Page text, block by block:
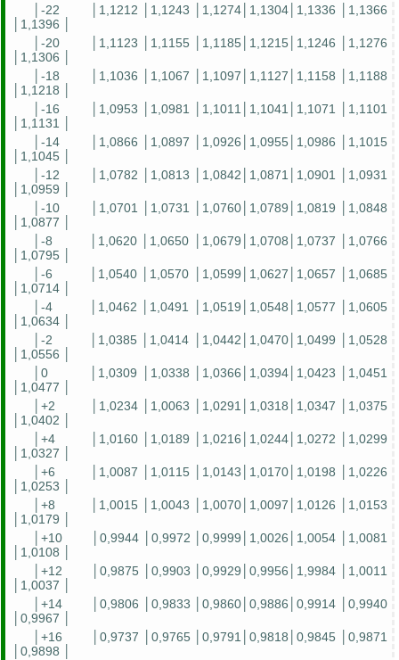
│-22
│1,1212 │1,1243 │1,1274│1,1304│1,1336 │1,1366
│1,1396 │
│-20
│1,1123 │1,1155 │1,1185│1,1215│1,1246 │1,1276
│1,1306 │
│-18
│1,1036 │1,1067 │1,1097│1,1127│1,1158 │1,1188
│1,1218 │
│-16
│1,0953 │1,0981 │1,1011│1,1041│1,1071 │1,1101
│1,1131 │
│-14
│1,0866 │1,0897 │1,0926│1,0955│1,0986 │1,1015
│1,1045 │
│-12
│1,0782 │1,0813 │1,0842│1,0871│1,0901 │1,0931
│1,0959 │
│-10
│1,0701 │1,0731 │1,0760│1,0789│1,0819 │1,0848
│1,0877 │
│-8
│1,0620 │1,0650 │1,0679│1,0708│1,0737 │1,0766
│1,0795 │
│-6
│1,0540 │1,0570 │1,0599│1,0627│1,0657 │1,0685
│1,0714 │
│-4
│1,0462 │1,0491 │1,0519│1,0548│1,0577 │1,0605
│1,0634 │
│-2
│1,0385 │1,0414 │1,0442│1,0470│1,0499 │1,0528
│1,0556 │
│0
│1,0309 │1,0338 │1,0366│1,0394│1,0423 │1,0451
│1,0477 │
│+2
│1,0234 │1,0063 │1,0291│1,0318│1,0347 │1,0375
│1,0402 │
│+4
│1,0160 │1,0189 │1,0216│1,0244│1,0272 │1,0299
│1,0327 │
│+6
│1,0087 │1,0115 │1,0143│1,0170│1,0198 │1,0226
│1,0253 │
│+8
│1,0015 │1,0043 │1,0070│1,0097│1,0126 │1,0153
│1,0179 │
│+10
│0,9944 │0,9972 │0,9999│1,0026│1,0054 │1,0081
│1,0108 │
│+12
│0,9875 │0,9903 │0,9929│0,9956│1,9984 │1,0011
│1,0037 │
│+14
│0,9806 │0,9833 │0,9860│0,9886│0,9914 │0,9940
│0,9967 │
│+16
│0,9737 │0,9765 │0,9791│0,9818│0,9845 │0,9871
│0,9898 │